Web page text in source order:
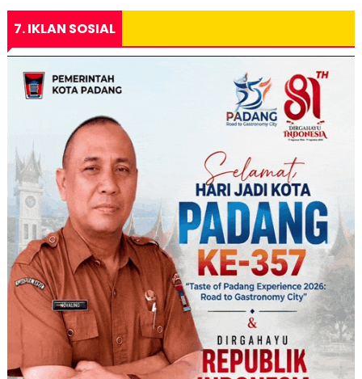
7. IKLAN SOSIAL